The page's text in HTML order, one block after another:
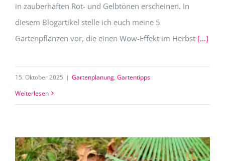
in zauberhaften Rot- und Gelbtönen erscheinen. In
diesem Blogartikel stelle ich euch meine 5
Gartenpflanzen vor, die einen Wow-Effekt im Herbst [...]
15. Oktober 2025 | Gartenplanung, Gartentipps
Weiterlesen